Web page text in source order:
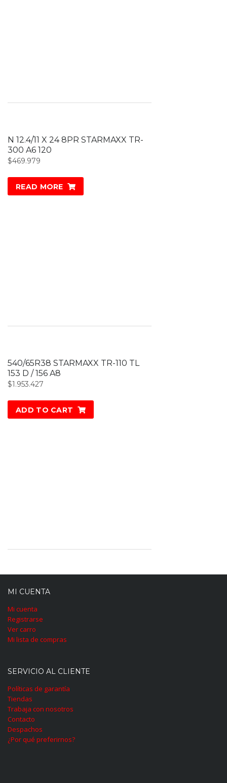
N 12.4/11 X 24 8PR STARMAXX TR-
300 A6 120
$469.979
READ MORE
540/65R38 STARMAXX TR-110 TL
153 D / 156 A8
$1.953.427
ADD TO CART
MI CUENTA
Mi cuenta
Registrarse
Ver carro
Mi lista de compras
SERVICIO AL CLIENTE
Políticas de garantía
Tiendas
Trabaja con nosotros
Contacto
Despachos
¿Por qué preferirnos?